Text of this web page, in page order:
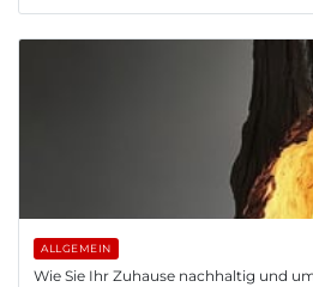
ALLGEMEIN
Wie Sie Ihr Zuhause nachhaltig und